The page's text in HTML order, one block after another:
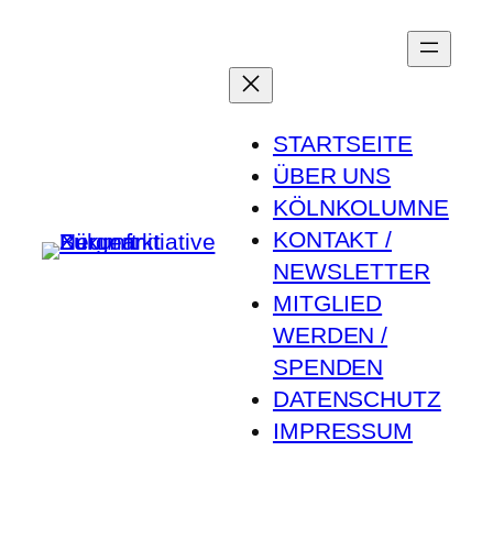
STARTSEITE
ÜBER UNS
KÖLNKOLUMNE
KONTAKT /
NEWSLETTER
MITGLIED
WERDEN /
SPENDEN
DATENSCHUTZ
IMPRESSUM